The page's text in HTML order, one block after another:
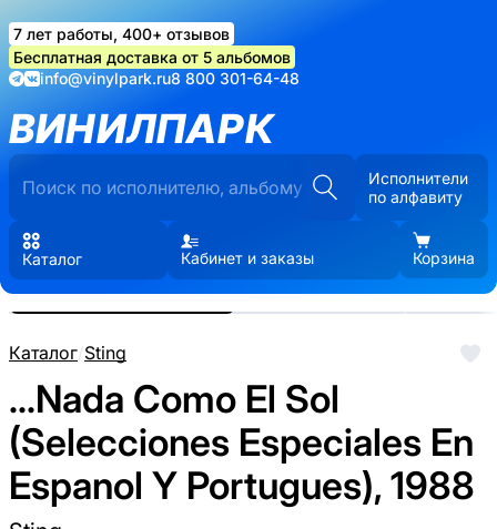
7 лет работы, 400+ отзывов
Бесплатная доставка от 5 альбомов
info@vinylpark.ru8 800 301-64-48
ВИНИЛПАРК
Исполнители
по алфавиту
Каталог Кабинет и заказы Корзина
Каталог/Sting
...Nada Como El Sol
(Selecciones Especiales En
Espanol Y Portugues), 1988
Реальные фото пластинки.
Нажмите, чтобы увеличить